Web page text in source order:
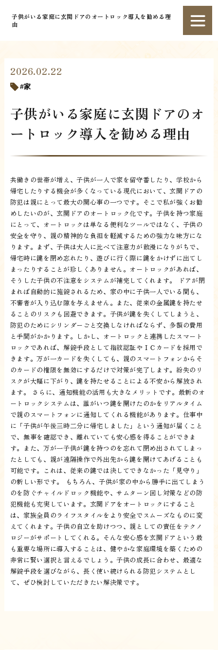
子供がいる家庭に玄関ドアのオートロック導入を勧める理
由
2026.02.22
家
子供がいる家庭に玄関ドアのオ
ートロック導入を勧める理由
共働きの世帯が増え、子供が一人で家を留守番したり、学校から
帰宅したりする機会が多くなっている現代において、玄関ドアの
防犯は親にとって最大の関心事の一つです。そこで私が強くお勧
めしたいのが、玄関ドアのオートロック化です。子供を持つ家庭
にとって、オートロックは単なる便利なツールではなく、子供の
安全を守り、親の精神的な負担を軽減するための強力な味方にな
ります。まず、子供は大人に比べて注意力が散漫になりがちで、
帰宅時に鍵を閉め忘れたり、遊びに行く際に鍵をかけずに出てし
まったりすることが珍しくありません。オートロックがあれば、
そうした子供の不注意をシステムが補完してくれます。 ドアが閉
まれば自動的に施錠されるため、家の中に子供一人でいる間も、
不審者が入り込む隙を与えません。また、従来の金属鍵を持たせ
ることのリスクも回避できます。子供が鍵を失くしてしまうと、
防犯のためにシリンダーごと交換しなければならず、多額の費用
と手間がかかります。しかし、オートロックと連携したスマート
ロックであれば、解錠手段として指紋認証やＩＣカードを採用で
きます。万が一カードを失くしても、親のスマートフォンからそ
のカードの権限を無効にするだけで対策が完了します。紛失のリ
スクが大幅に下がり、鍵を持たせることによる不安から解放され
ます。 さらに、通知機能の活用も大きなメリットです。最新のオ
ートロックシステムは、誰がいつ鍵を開けたのかをリアルタイム
で親のスマートフォンに通知してくれる機能があります。仕事中
に「子供が午後三時二分に帰宅しました」という通知が届くこと
で、無事を確認でき、離れていても安心感を得ることができま
す。また、万が一子供が鍵を持つのを忘れて閉め出されてしまっ
たとしても、親が遠隔操作で外出先から鍵を開けてあげることも
可能です。これは、従来の鍵では決してできなかった「見守り」
の新しい形です。 もちろん、子供が家の中から勝手に出てしまう
のを防ぐチャイルドロック機能や、サムターン回し対策などの防
犯機能も充実しています。玄関ドアをオートロックにすること
は、家族全員のライフスタイルをより安全でスムーズなものに変
えてくれます。子供の自立を助けつつ、親としての責任をテクノ
ロジーがサポートしてくれる。そんな安心感を玄関ドアという最
も重要な場所に導入することは、健やかな家庭環境を築くための
非常に賢い選択と言えるでしょう。子供の成長に合わせ、最適な
解錠手段を選びながら、長く使い続けられる防犯システムとし
て、ぜひ検討していただきたい解決策です。